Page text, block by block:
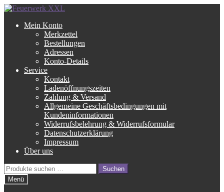
Zur
springen
Zum
springenMein Konto
Merkzettel
Bestellungen
Adressen
Konto-Details
Service
Kontakt
Ladenöffnungszeiten
Zahlung & Versand
Allgemeine Geschäftsbedingungen mit
Kundeninformationen
Widerrufsbelehrung & Widerrufsformular
Datenschutzerklärung
Impressum
Über uns
Suche
nach:
Suchen
Menü